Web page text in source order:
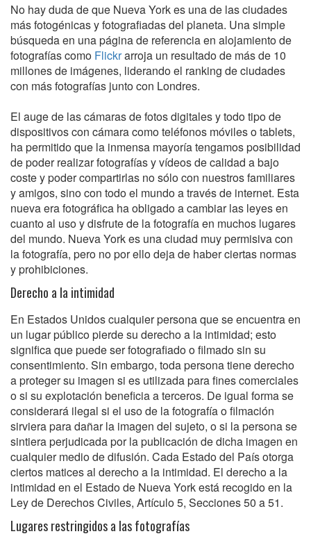
No hay duda de que Nueva York es una de las ciudades
más fotogénicas y fotografiadas del planeta. Una simple
búsqueda en una página de referencia en alojamiento de
fotografías como Flickrarroja un resultado de más de 10
millones de imágenes, liderando el ranking de ciudades
con más fotografías junto con Londres.
El auge de las cámaras de fotos digitales y todo tipo de
dispositivos con cámara como teléfonos móviles o tablets,
ha permitido que la inmensa mayoría tengamos posibilidad
de poder realizar fotografías y vídeos de calidad a bajo
coste y poder compartirlas no sólo con nuestros familiares
y amigos, sino con todo el mundo a través de internet. Esta
nueva era fotográfica ha obligado a cambiar las leyes en
cuanto al uso y disfrute de la fotografía en muchos lugares
del mundo. Nueva York es una ciudad muy permisiva con
la fotografía, pero no por ello deja de haber ciertas normas
y prohibiciones.
Derecho a la intimidad
En Estados Unidos cualquier persona que se encuentra en
un lugar público pierde su derecho a la intimidad; esto
significa que puede ser fotografiado o filmado sin su
consentimiento. Sin embargo, toda persona tiene derecho
a proteger su imagen si es utilizada para fines comerciales
o si su explotación beneficia a terceros. De igual forma se
considerará ilegal si el uso de la fotografía o filmación
sirviera para dañar la imagen del sujeto, o si la persona se
sintiera perjudicada por la publicación de dicha imagen en
cualquier medio de difusión. Cada Estado del País otorga
ciertos matices al derecho a la intimidad. El derecho a la
intimidad en el Estado de Nueva York está recogido en la
Ley de Derechos Civiles, Artículo 5, Secciones 50 a 51.
Lugares restringidos a las fotografías